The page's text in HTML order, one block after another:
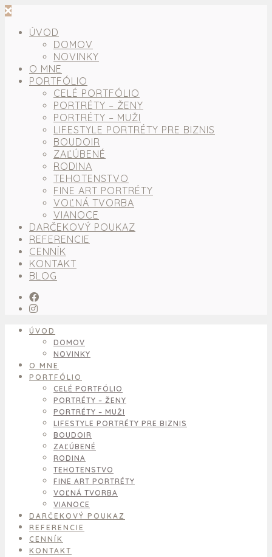
ÚVOD
DOMOV
NOVINKY
O MNE
PORTFÓLIO
CELÉ PORTFÓLIO
PORTRÉTY – ŽENY
PORTRÉTY – MUŽI
LIFESTYLE PORTRÉTY PRE BIZNIS
BOUDOIR
ZAĽÚBENÉ
RODINA
TEHOTENSTVO
FINE ART PORTRÉTY
VOĽNÁ TVORBA
VIANOCE
DARČEKOVÝ POUKAZ
REFERENCIE
CENNÍK
KONTAKT
BLOG
ÚVOD
DOMOV
NOVINKY
O MNE
PORTFÓLIO
CELÉ PORTFÓLIO
PORTRÉTY – ŽENY
PORTRÉTY – MUŽI
LIFESTYLE PORTRÉTY PRE BIZNIS
BOUDOIR
ZAĽÚBENÉ
RODINA
TEHOTENSTVO
FINE ART PORTRÉTY
VOĽNÁ TVORBA
VIANOCE
DARČEKOVÝ POUKAZ
REFERENCIE
CENNÍK
KONTAKT